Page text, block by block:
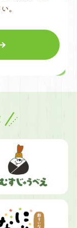
。